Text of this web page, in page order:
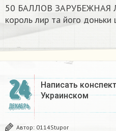
50 БАЛЛОВ ЗАРУБЕЖНАЯ
король лир та його доньки
24
ДЕКАБРЬ
Написать
Украинском​
Автор: 0114Stupor